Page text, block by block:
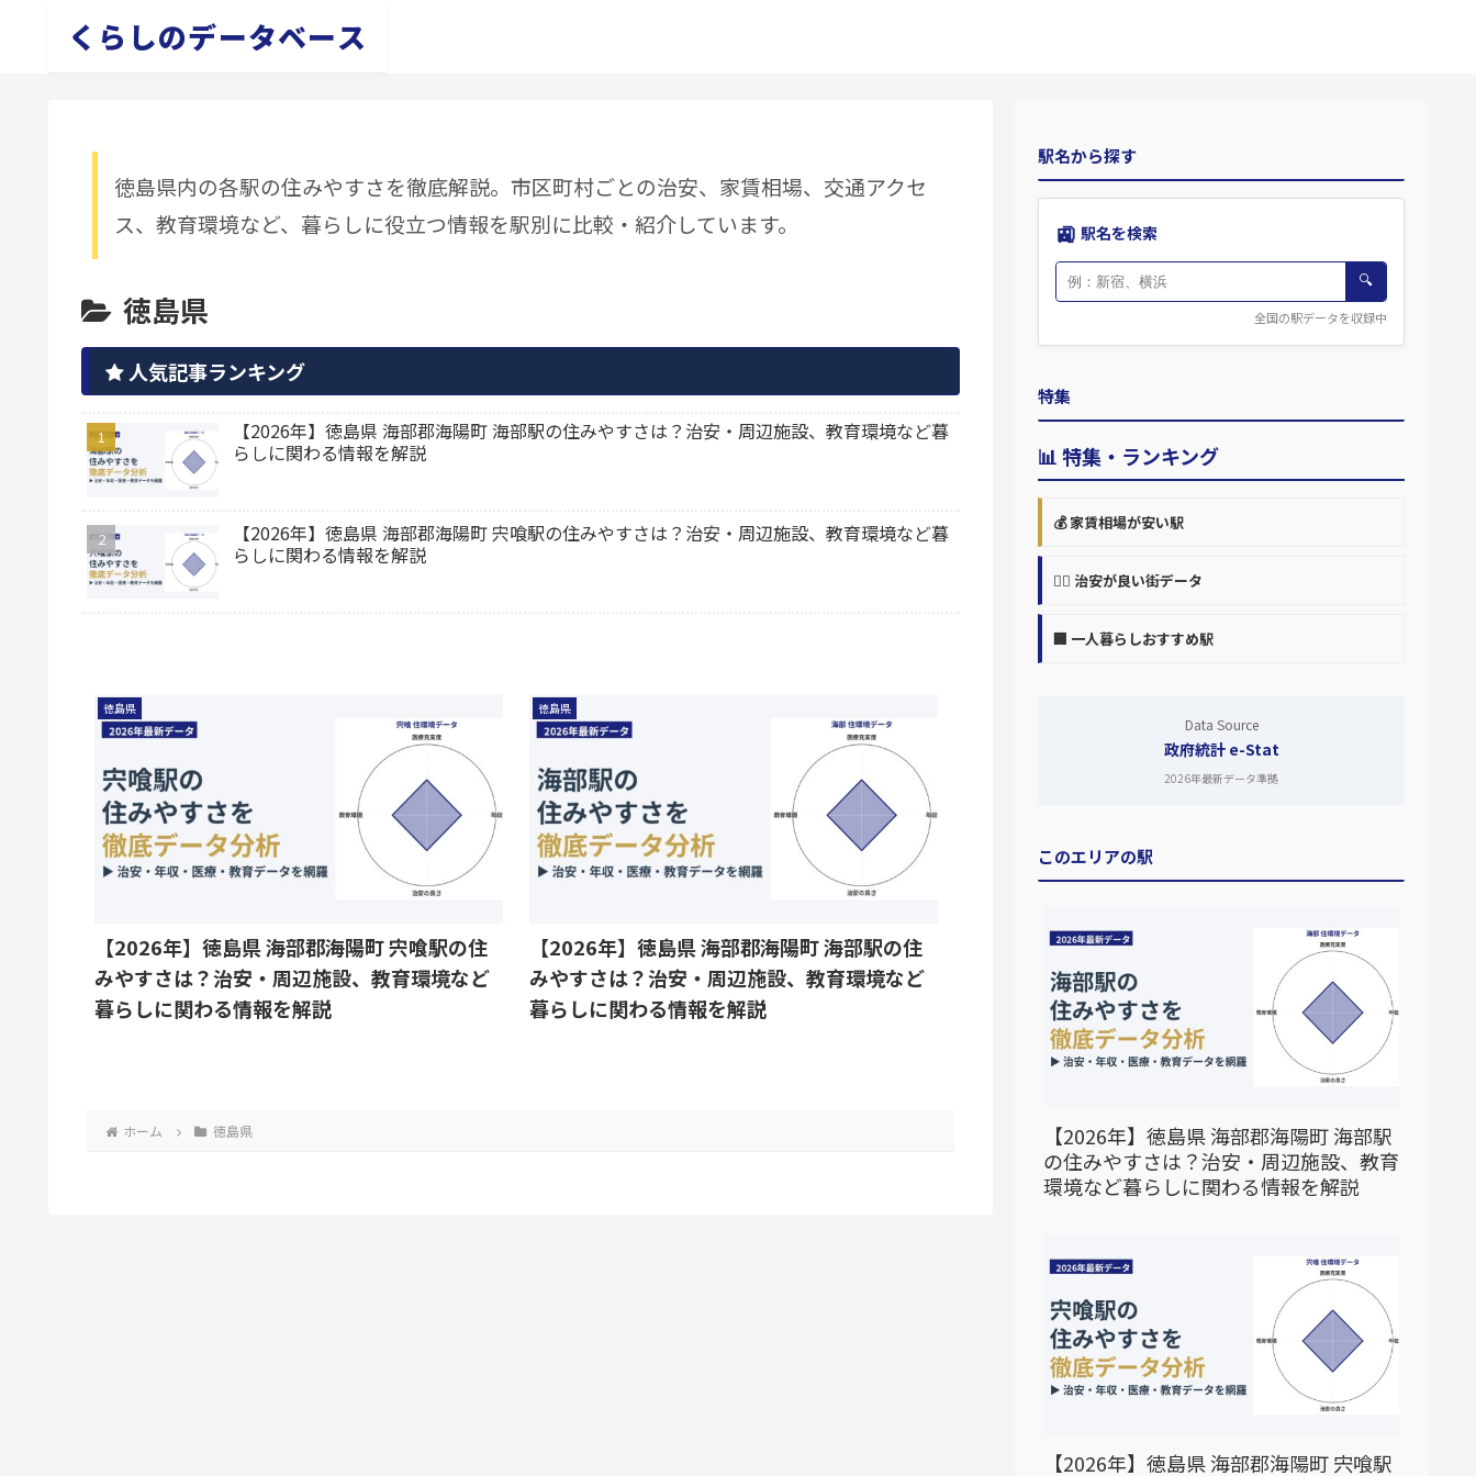
くらしのデータベース
徳島県内の各駅の住みやすさを徹底解説。市区町村ごとの治安、家賃相場、交通アクセ
ス、教育環境など、暮らしに役立つ情報を駅別に比較・紹介しています。
徳島県
人気記事ランキング
【2026年】徳島県 海部郡海陽町 海部駅の住みやすさは？治安・周辺施設、教育環境など暮
らしに関わる情報を解説
【2026年】徳島県 海部郡海陽町 宍喰駅の住みやすさは？治安・周辺施設、教育環境など暮
らしに関わる情報を解説
徳島県
【2026年】徳島県 海部郡海陽町 宍喰駅の住
みやすさは？治安・周辺施設、教育環境など
暮らしに関わる情報を解説
徳島県
【2026年】徳島県 海部郡海陽町 海部駅の住
みやすさは？治安・周辺施設、教育環境など
暮らしに関わる情報を解説
ホーム 徳島県
駅名から探す
🚉 駅名を検索
🔍
全国の駅データを収録中
特集
📊 特集・ランキング
💰 家賃相場が安い駅
👮‍♀️ 治安が良い街データ
🏢 一人暮らしおすすめ駅
Data Source
政府統計 e-Stat
2026年最新データ準拠
このエリアの駅
【2026年】徳島県 海部郡海陽町 海部駅
の住みやすさは？治安・周辺施設、教育
環境など暮らしに関わる情報を解説
【2026年】徳島県 海部郡海陽町 宍喰駅